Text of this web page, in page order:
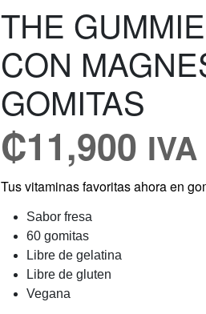
THE
CON
GOMITAS
₡11,900
Tus vitaminas favoritas ahora en
Sabor fresa
60 gomitas
Libre de gelatina
Libre de gluten
Vegana